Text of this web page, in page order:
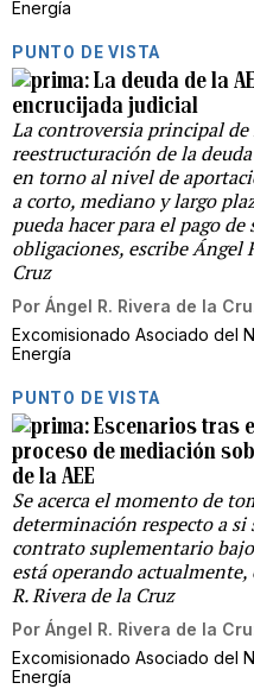
Energía
PUNTO DE VISTA
La deuda de la
encrucijada judicial
La controversia principal de
reestructuración de la
en torno al nivel de
a corto, mediano y largo
pueda hacer para el pago de
obligaciones, escribe Ángel
Cruz
Por Ángel R. Rivera de la
Excomisionado Asociado del
Energía
PUNTO DE VISTA
Escenarios tras
proceso de mediación
de la AEE
Se acerca el momento de
determinación respecto a si
contrato suplementario
está operando actualmente,
R. Rivera de la Cruz
Por Ángel R. Rivera de la
Excomisionado Asociado del
Energía